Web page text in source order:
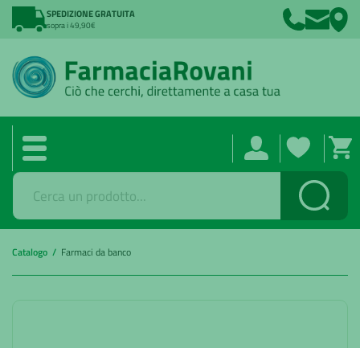
SPEDIZIONE GRATUITA
sopra i 49,90€
Cerca
Catalogo / Farmaci da banco